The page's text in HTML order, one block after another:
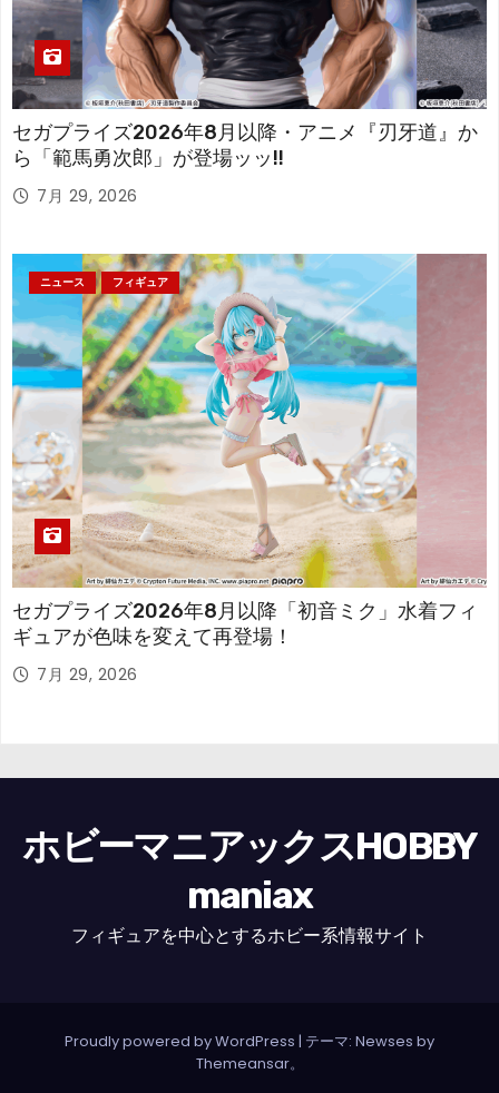
セガプライズ2026年8月以降・アニメ『刃牙道』か
ら「範馬勇次郎」が登場ッッ!!
7月 29, 2026
ニュース フィギュア
セガプライズ2026年8月以降「初音ミク」水着フィ
ギュアが色味を変えて再登場！
7月 29, 2026
ホビーマニアックスHOBBY
maniax
フィギュアを中心とするホビー系情報サイト
Proudly powered by WordPress | テーマ: Newses by
Themeansar。